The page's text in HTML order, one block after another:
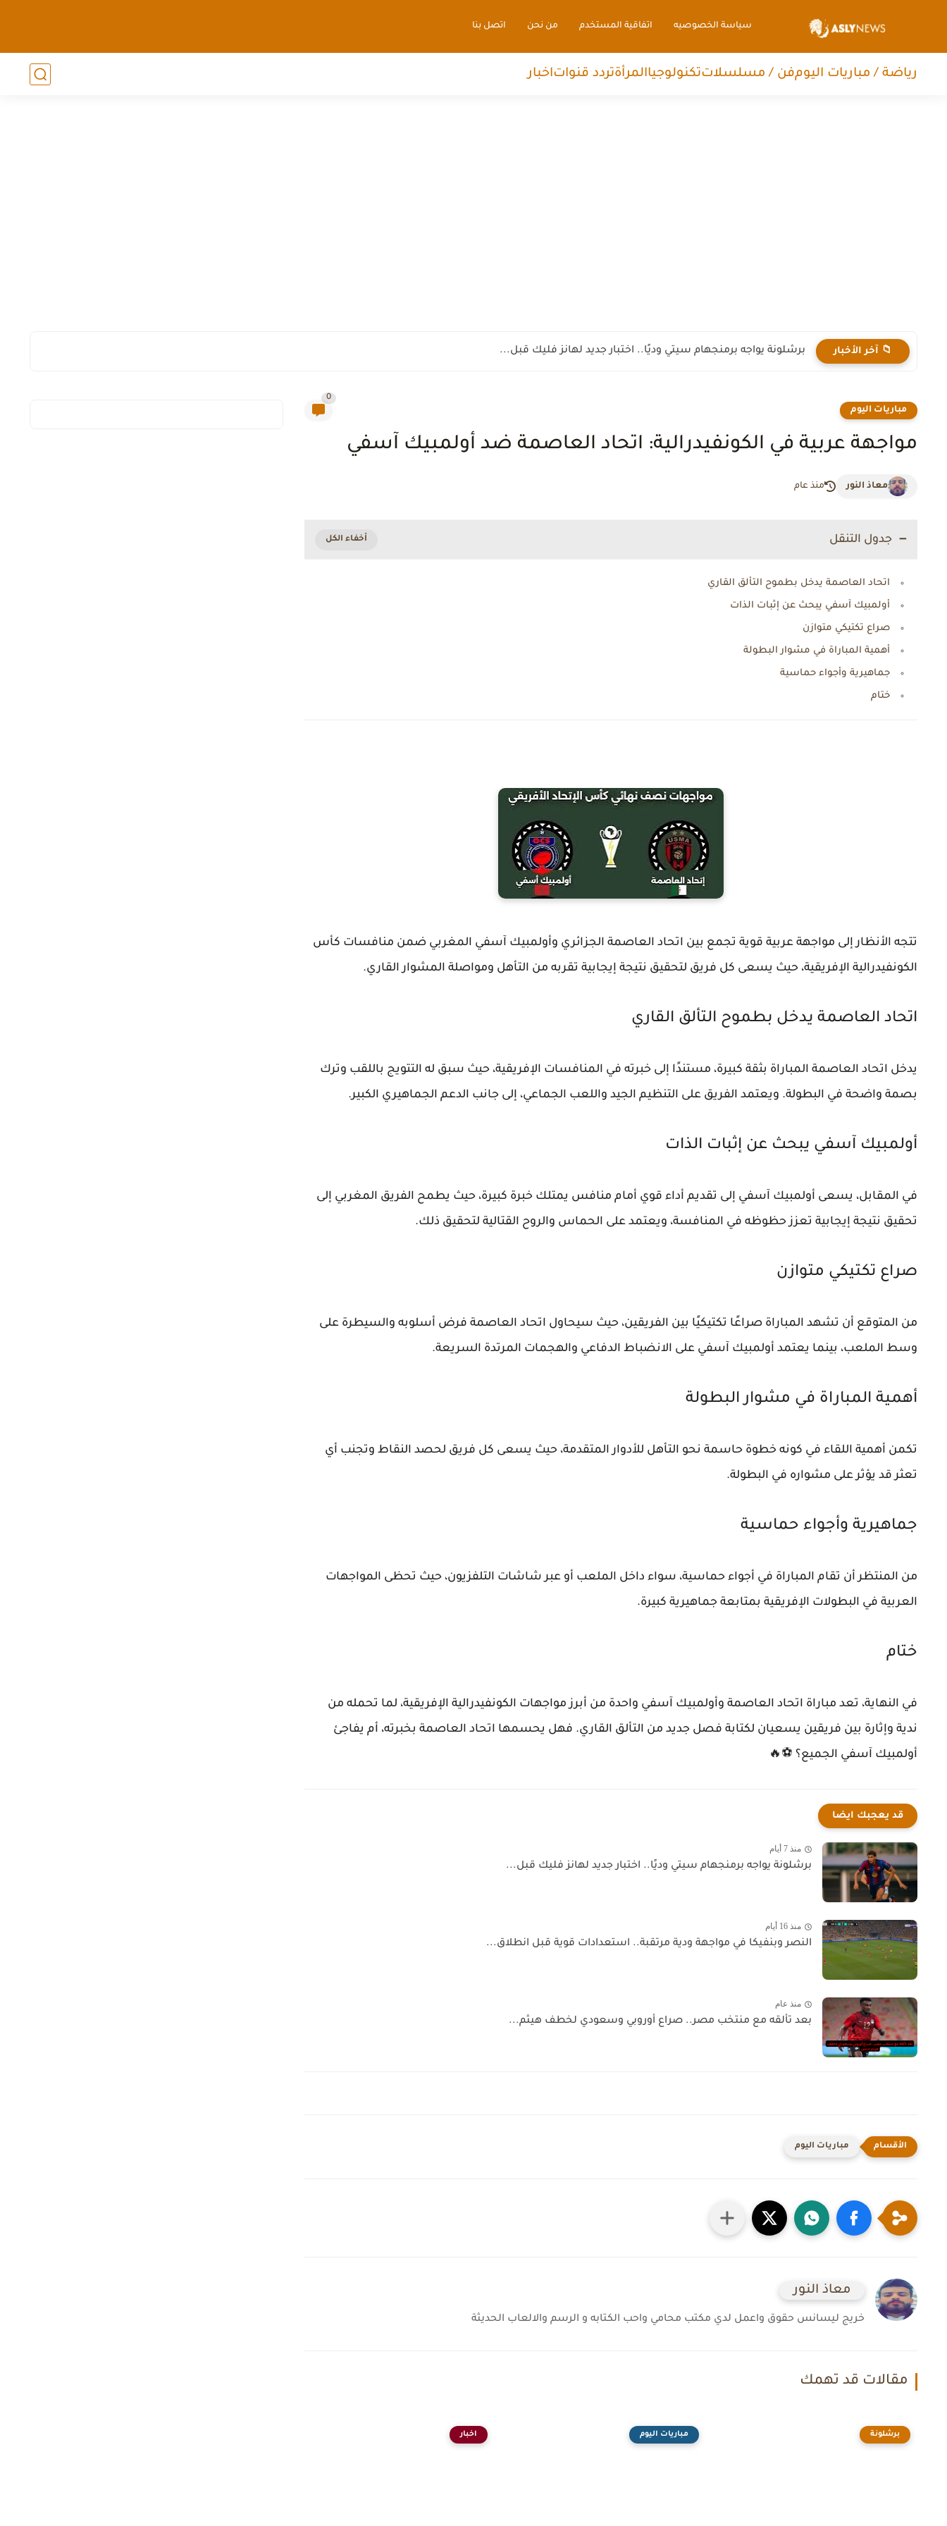
سياسة الخصوصيه اتفاقية المستخدم من نحن اتصل بنا
رياضة / مباريات اليومفن / مسلسلاتتكنولوجياالمرأةتردد قنواتاخبار
📁 آخر الأخبار برشلونة يواجه برمنجهام سيتي وديًا.. اختبار جديد لهانز فليك قبل...
مباريات اليوم
0
مواجهة عربية في الكونفيدرالية: اتحاد العاصمة ضد أولمبيك آسفي
معاذ النور منذ عام
جدول التنقل
اتحاد العاصمة يدخل بطموح التألق القاري
أولمبيك آسفي يبحث عن إثبات الذات
صراع تكتيكي متوازن
أهمية المباراة في مشوار البطولة
جماهيرية وأجواء حماسية
ختام
تتجه الأنظار إلى مواجهة عربية قوية تجمع بين اتحاد العاصمة الجزائري وأولمبيك آسفي المغربي ضمن منافسات كأس
الكونفيدرالية الإفريقية، حيث يسعى كل فريق لتحقيق نتيجة إيجابية تقربه من التأهل ومواصلة المشوار القاري.
اتحاد العاصمة يدخل بطموح التألق القاري
يدخل اتحاد العاصمة المباراة بثقة كبيرة، مستندًا إلى خبرته في المنافسات الإفريقية، حيث سبق له التتويج باللقب وترك
بصمة واضحة في البطولة. ويعتمد الفريق على التنظيم الجيد واللعب الجماعي، إلى جانب الدعم الجماهيري الكبير.
أولمبيك آسفي يبحث عن إثبات الذات
في المقابل، يسعى أولمبيك آسفي إلى تقديم أداء قوي أمام منافس يمتلك خبرة كبيرة، حيث يطمح الفريق المغربي إلى
تحقيق نتيجة إيجابية تعزز حظوظه في المنافسة، ويعتمد على الحماس والروح القتالية لتحقيق ذلك.
صراع تكتيكي متوازن
من المتوقع أن تشهد المباراة صراعًا تكتيكيًا بين الفريقين، حيث سيحاول اتحاد العاصمة فرض أسلوبه والسيطرة على
وسط الملعب، بينما يعتمد أولمبيك آسفي على الانضباط الدفاعي والهجمات المرتدة السريعة.
أهمية المباراة في مشوار البطولة
تكمن أهمية اللقاء في كونه خطوة حاسمة نحو التأهل للأدوار المتقدمة، حيث يسعى كل فريق لحصد النقاط وتجنب أي
تعثر قد يؤثر على مشواره في البطولة.
جماهيرية وأجواء حماسية
من المنتظر أن تقام المباراة في أجواء حماسية، سواء داخل الملعب أو عبر شاشات التلفزيون، حيث تحظى المواجهات
العربية في البطولات الإفريقية بمتابعة جماهيرية كبيرة.
ختام
في النهاية، تعد مباراة اتحاد العاصمة وأولمبيك آسفي واحدة من أبرز مواجهات الكونفيدرالية الإفريقية، لما تحمله من
ندية وإثارة بين فريقين يسعيان لكتابة فصل جديد من التألق القاري. فهل يحسمها اتحاد العاصمة بخبرته، أم يفاجئ
أولمبيك آسفي الجميع؟ ⚽🔥
قد يعجبك ايضا
منذ 7 أيام
برشلونة يواجه برمنجهام سيتي وديًا.. اختبار جديد لهانز فليك قبل...
منذ 16 أيام
النصر وبنفيكا في مواجهة ودية مرتقبة.. استعدادات قوية قبل انطلاق...
منذ عام
بعد تألقه مع منتخب مصر.. صراع أوروبي وسعودي لخطف هيثم...
مباريات اليوم
معاذ النور
خريج ليسانس حقوق واعمل لدي مكتب محامي واحب الكتابه و الرسم والالعاب الحديثة
مقالات قد تهمك
برشلونة مباريات اليوم اخبار